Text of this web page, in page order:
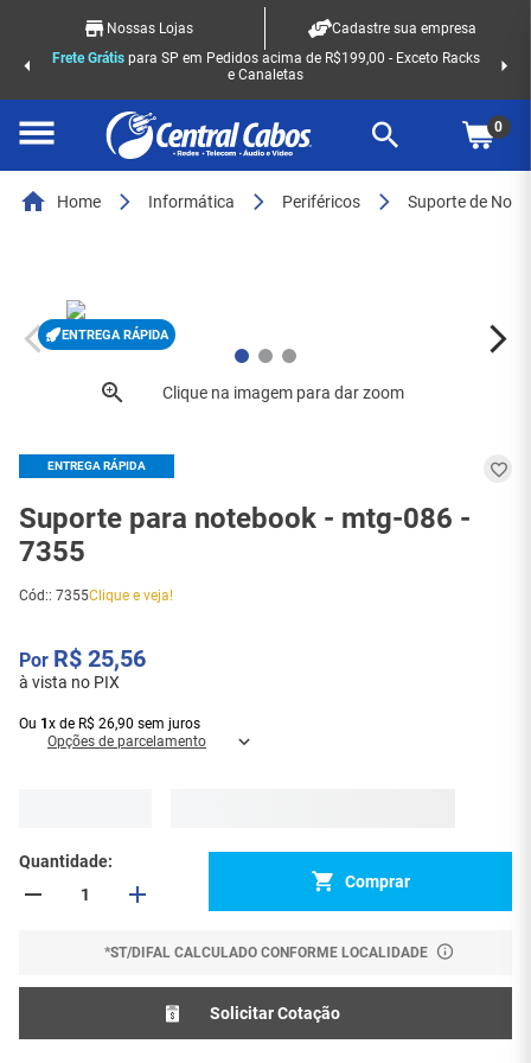
Nossas Lojas
Cadastre sua empresa
Frete Grátispara SP em Pedidos acima de R$199,00 - Exceto Racks
e Canaletas
0
Home Informática Periféricos Suporte de
ENTREGA RÁPIDA
ENTREGA RÁPIDA
Suporte para notebook - mtg-086 -
7355
Cód:: 7355Clique e veja!
R$ 25,56
à vista no PIX
Ou 1 x de R$ 26,90 sem juros
Opções de parcelamento
Quantidade
Comprar
*ST/DIFAL CALCULADO CONFORME LOCALIDADE
Solicitar Cotação